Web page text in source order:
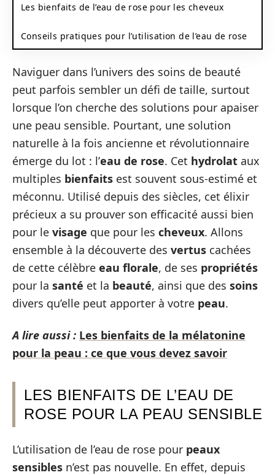
Les bienfaits de l’eau de rose pour les cheveux
Conseils pratiques pour l’utilisation de l’eau de rose
Naviguer dans l’univers des soins de beauté
peut parfois sembler un défi de taille, surtout
lorsque l’on cherche des solutions pour apaiser
une peau sensible. Pourtant, une solution
naturelle à la fois ancienne et révolutionnaire
émerge du lot : l’eau de rose. Cet hydrolat aux
multiples bienfaits est souvent sous-estimé et
méconnu. Utilisé depuis des siècles, cet élixir
précieux a su prouver son efficacité aussi bien
pour le visage que pour les cheveux. Allons
ensemble à la découverte des vertus cachées
de cette célèbre eau florale, de ses propriétés
pour la santé et la beauté, ainsi que des soins
divers qu’elle peut apporter à votre peau.
A lire aussi : Les bienfaits de la mélatonine
pour la peau : ce que vous devez savoir
LES BIENFAITS DE L’EAU DE
ROSE POUR LA PEAU SENSIBLE
L’utilisation de l’eau de rose pour peaux
sensibles n’est pas nouvelle. En effet, depuis